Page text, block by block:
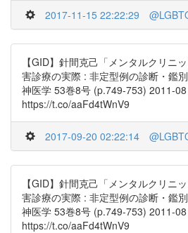
2017-11-15 22:22:29
【GID】針間克己「メンタルクリニ
害診療の実際 : 非定型例の診断・鑑
神医学 53巻8号 (p.749-753) 2011-
https://t.co/aaFd4tWnV9
2017-09-20 02:22:14
【GID】針間克己「メンタルクリニ
害診療の実際 : 非定型例の診断・鑑
神医学 53巻8号 (p.749-753) 2011-
https://t.co/aaFd4tWnV9